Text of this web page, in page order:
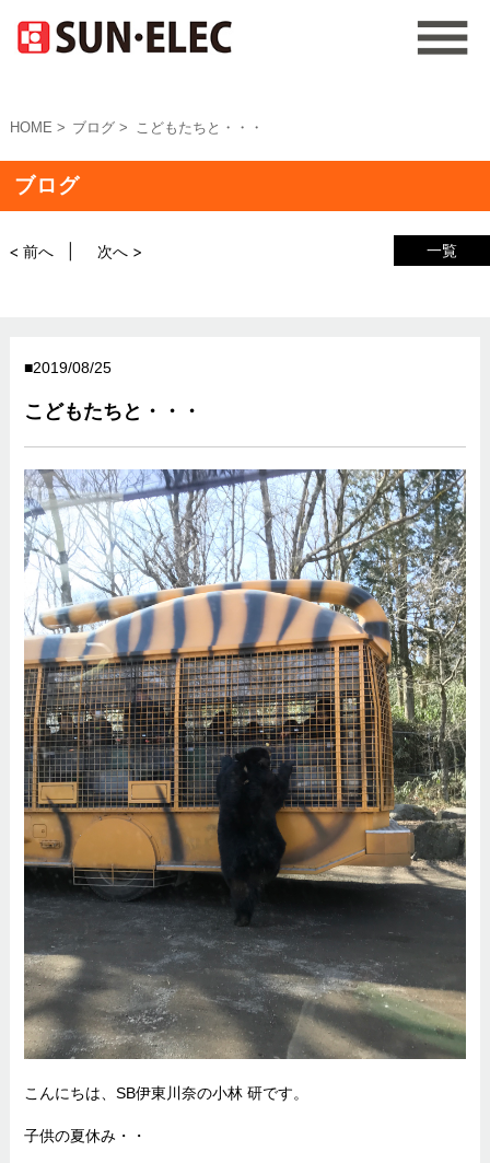
HOME ブログ こどもたちと・・・
ブログ
一覧
< 前へ 次へ >
2019/08/25
こどもたちと・・・
こんにちは、SB伊東川奈の小林 研です。
子供の夏休み・・